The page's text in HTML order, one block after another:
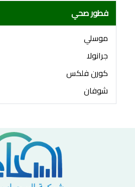
فطور صحي
موسلي
جرانولا
كورن فلكس
شوفان